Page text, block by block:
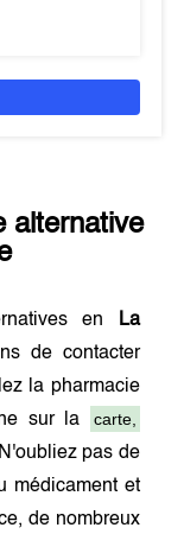
alternative
en
La
de contacter
la pharmacie
sur la
carte,
pas de
médicament et
de nombreux